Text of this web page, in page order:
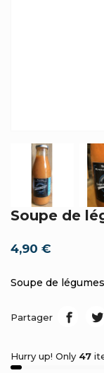
Soupe de
4,90 €
Soupe de
Partager
Hurry up! Only 47